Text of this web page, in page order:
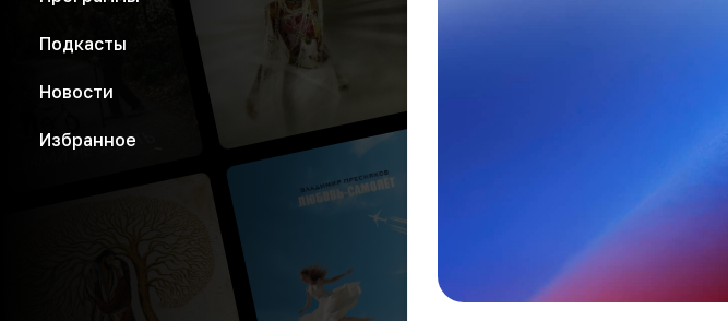
Подкасты
Новости
Избранное